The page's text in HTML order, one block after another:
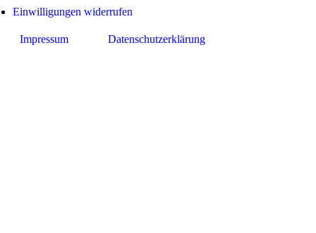
Einwilligungen widerrufen
Impressum Datenschutzerklärung